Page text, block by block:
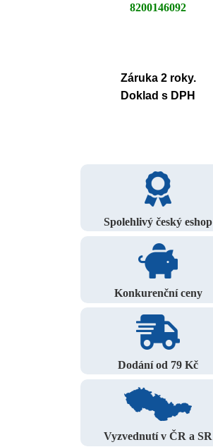
8200146092
Záruka 2 roky.
Doklad s DPH
Spolehlivý český eshop
Konkurenční ceny
Dodání od 79 Kč
Vyzvednutí v ČR a SR